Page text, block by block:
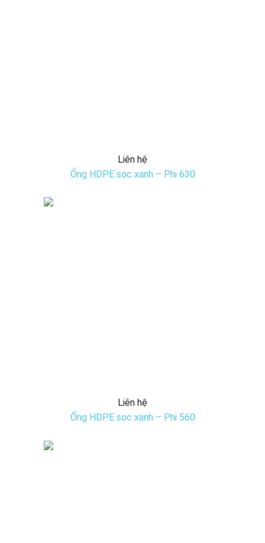
Liên hệ
Ống HDPE sọc xanh – Phi 630
Liên hệ
Ống HDPE sọc xanh – Phi 560